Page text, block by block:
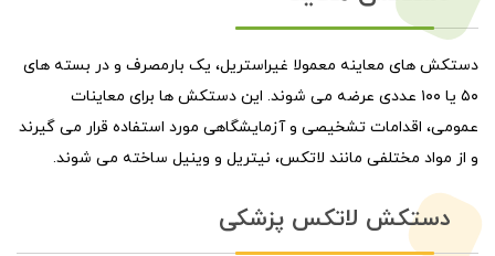
دستکش های معاینه معمولا غیراستریل، یک بارمصرف و در بسته های
۵۰ یا ۱۰۰ عددی عرضه می شوند. این دستکش ها برای معاینات
عمومی، اقدامات تشخیصی و آزمایشگاهی مورد استفاده قرار می گیرند
و از مواد مختلفی مانند لاتکس، نیتریل و وینیل ساخته می شوند.
دستکش لاتکس پزشکی